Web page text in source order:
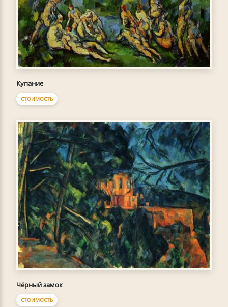
Купание
СТОИМОСТЬ
Чёрный замок
СТОИМОСТЬ